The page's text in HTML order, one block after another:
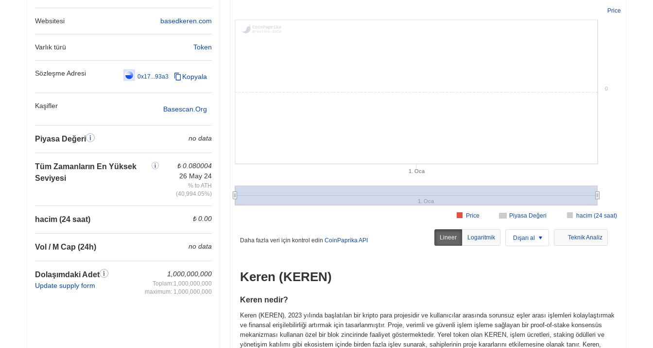
Websitesi basedkeren.com
Varlık türü Token
Sözleşme Adresi 0x17...93a3 Kopyala
Kaşifler Basescan.org
Piyasa Değeri no data
Tüm Zamanların En Yüksek
Seviyesi
₺ 0.080004
26 May 24
% to ATH
(40,994.05%)
hacim (24 saat) ₺ 0.00
Vol / M Cap (24h) no data
Dolaşımdaki Adet
Update supply form
1,000,000,000
Toplam:1,000,000,000
maximum: 1,000,000,000
Price
Piyasa Değeri hacim (24 saat)
Price
1. Oca
1. Oca
0
Daha fazla veri için kontrol edin CoinPaprika API Lineer Logaritmik Dışarı al Teknik Analiz
Keren (KEREN)
Keren nedir?
Keren (KEREN), 2023 yılında başlatılan bir kripto para projesidir ve kullanıcılar arasında sorunsuz eşler arası işlemleri kolaylaştırmak
ve finansal erişilebilirliği artırmak için tasarlanmıştır. Proje, verimli ve güvenli işlem işleme sağlayan bir proof-of-stake konsensüs
mekanizması kullanan özel bir blok zincirinde faaliyet göstermektedir. Yerel token olan KEREN, işlem ücretleri, staking ödülleri ve
yönetişim katılımı gibi ekosistem içinde birden fazla işlev sunarak, sahiplerinin proje kararlarını etkilemesine olanak tanır. Keren,